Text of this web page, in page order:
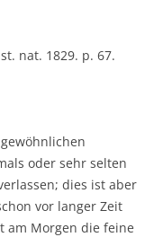
nat. 1829. p. 67.
oder sehr selten
dies ist aber
vor langer Zeit
am Morgen die feine